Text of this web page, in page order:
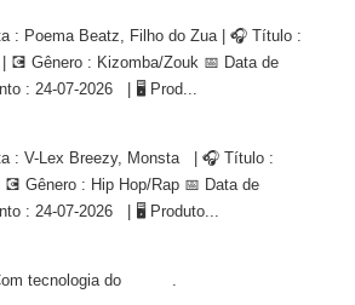
: Poema Beatz, Filho do Zua | 🎧 Título :
Gênero : Kizomba/Zouk 📅 Data de
: 24-07-2026 | 🖥 Prod...
: V-Lex Breezy, Monsta | 🎧 Título :
💽 Gênero : Hip Hop/Rap 📅 Data de
: 24-07-2026 | 🖥 Produto...
tecnologia do